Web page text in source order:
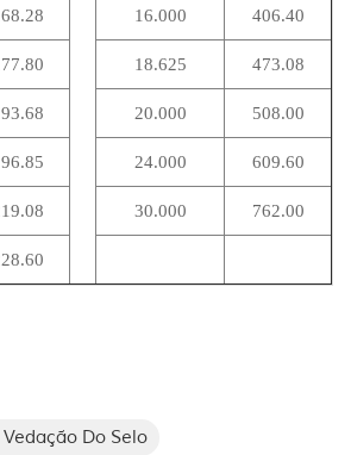
16.000 406.40
18.625 473.08
20.000 508.00
24.000 609.60
30.000 762.00
Do Selo